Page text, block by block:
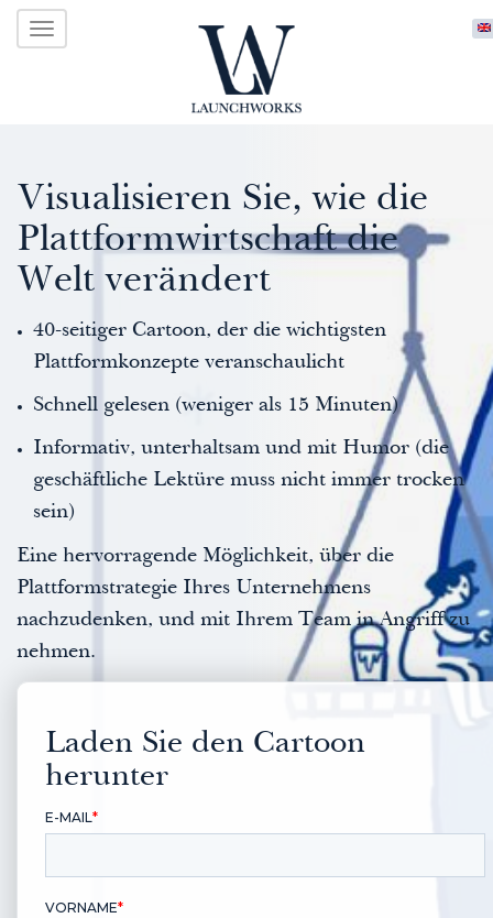
Primary
Skip
LAUNCHWORKS VENTURES LTD.
Visualisieren Sie, wie die
Plattformwirtschaft die
Welt verändert
40-seitiger Cartoon, der die wichtigsten
Plattformkonzepte veranschaulicht
Schnell gelesen (weniger als 15 Minuten)
Informativ, unterhaltsam und mit Humor (die
geschäftliche Lektüre muss nicht immer trocken
sein)
Eine hervorragende Möglichkeit, über die
Plattformstrategie Ihres Unternehmens
nachzudenken, und mit Ihrem Team in Angriff zu
nehmen.
Laden Sie den Cartoon
herunter